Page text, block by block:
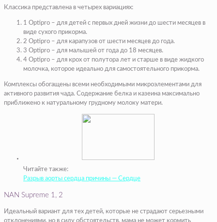
Классика представлена в четырех вариациях:
1 Optipro – для детей с первых дней жизни до шести месяцев в
виде сухого прикорма.
2 Optipro – для карапузов от шести месяцев до года.
3 Optipro – для малышей от года до 18 месяцев.
4 Optipro – для крох от полутора лет и старше в виде жидкого
молочка, которое идеально для самостоятельного прикорма.
Комплексы обогащены всеми необходимыми микроэлементами для
активного развития чада. Содержание белка и казеина максимально
приближено к натуральному грудному молоку матери.
Читайте также:
Разрыв аорты сердца причины — Сердце
NAN Supreme 1, 2
Идеальный вариант для тех детей, которые не страдают серьезными
отклонениями, но в силу обстоятельств, мама не может кормить